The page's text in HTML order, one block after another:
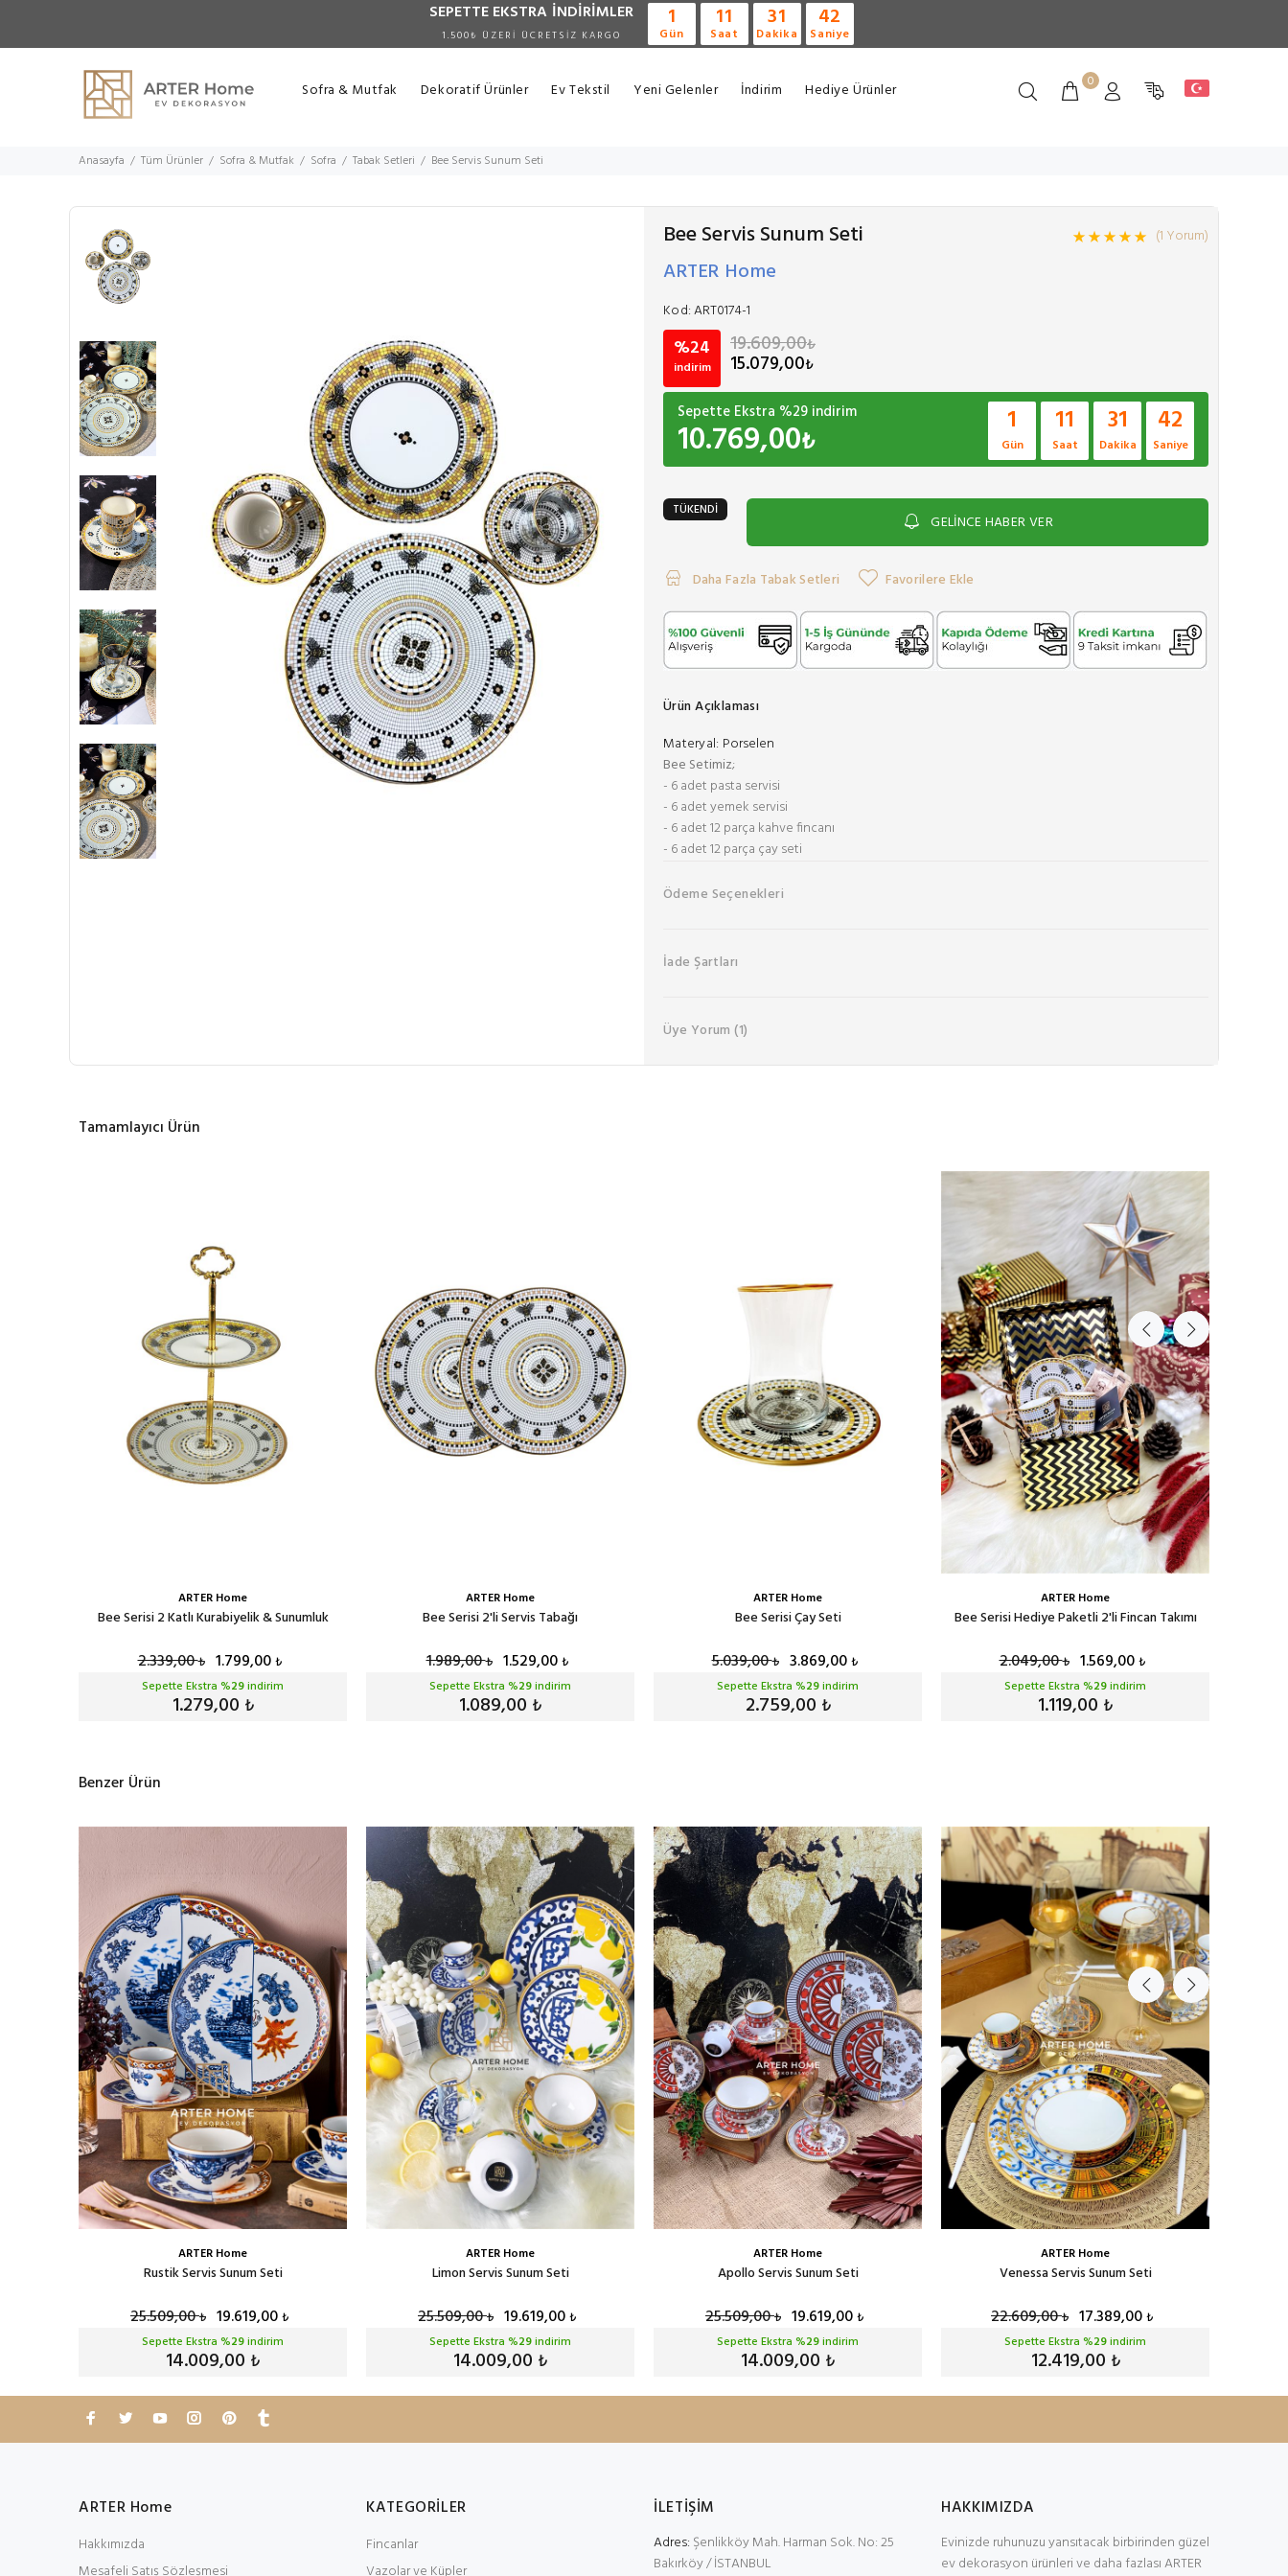
SEPETTE EKSTRA İNDİRİMLER
1.500₺ ÜZERİ ÜCRETSİZ KARGO
1
Gün
11
Saat
31
Dakika
41
Saniye
Sofra & Mutfak Dekoratif Ürünler Ev Tekstil Yeni Gelenler İndirim Hediye Ürünler 0
Anasayfa Tüm Ürünler Sofra & Mutfak Sofra Tabak Setleri Bee Servis Sunum Seti
Bee Servis Sunum Seti (1 Yorum)
ARTER Home
Kod:ART0174-1
%24
indirim
19.609,00₺
15.079,00₺
Sepette Ekstra %29 indirim
10.769,00₺
1
Gün
11
Saat
31
Dakika
41
Saniye
TÜKENDİ
GELİNCE HABER VER
Daha Fazla Tabak Setleri Favorilere Ekle
Ürün Açıklaması
Materyal: Porselen
Bee Setimiz;
- 6 adet pasta servisi
- 6 adet yemek servisi
- 6 adet 12 parça kahve fincanı
- 6 adet 12 parça çay seti
Ödeme Seçenekleri
İade Şartları
Üye Yorum(1)
Tamamlayıcı Ürün
ARTER Home
Bee Serisi 2 Katlı Kurabiyelik & Sunumluk
2.339,00₺ 1.799,00₺
Sepette Ekstra %29indirim
1.279,00 ₺
ARTER Home
Bee Serisi 2'li Servis Tabağı
1.989,00₺ 1.529,00₺
Sepette Ekstra %29indirim
1.089,00 ₺
ARTER Home
Bee Serisi Çay Seti
5.039,00₺ 3.869,00₺
Sepette Ekstra %29indirim
2.759,00 ₺
ARTER Home
Bee Serisi Hediye Paketli 2'li Fincan Takımı
2.049,00₺ 1.569,00₺
Sepette Ekstra %29indirim
1.119,00 ₺
Benzer Ürün
ARTER Home
Rustik Servis Sunum Seti
25.509,00₺ 19.619,00₺
Sepette Ekstra %29indirim
14.009,00 ₺
ARTER Home
Limon Servis Sunum Seti
25.509,00₺ 19.619,00₺
Sepette Ekstra %29indirim
14.009,00 ₺
ARTER Home
Apollo Servis Sunum Seti
25.509,00₺ 19.619,00₺
Sepette Ekstra %29indirim
14.009,00 ₺
ARTER Home
Venessa Servis Sunum Seti
22.609,00₺ 17.389,00₺
Sepette Ekstra %29indirim
12.419,00 ₺
ARTER Home
Hakkımızda
KATEGORİLER
Fincanlar
İLETİŞİM
Adres: Şenlikköy Mah. Harman Sok. No: 25
Bakırköy / İSTANBUL
HAKKIMIZDA
Evinizde ruhunuzu yansıtacak birbirinden güzel
ev dekorasyon ürünleri ve daha fazlası ARTER